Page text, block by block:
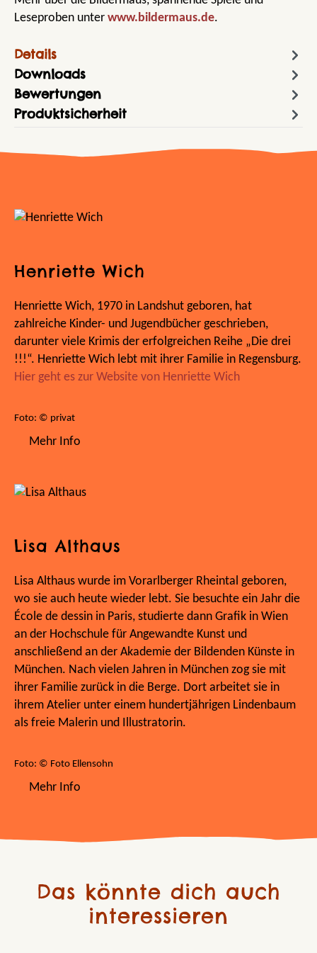
Leseproben unter www.bildermaus.de.
Details
Downloads
Bewertungen
Produktsicherheit
Henriette Wich
Henriette Wich, 1970 in Landshut geboren, hat
zahlreiche Kinder- und Jugendbücher geschrieben,
darunter viele Krimis der erfolgreichen Reihe „Die drei
!!!“. Henriette Wich lebt mit ihrer Familie in Regensburg.
Hier geht es zur Website von Henriette Wich
Foto: © privat
Mehr Info
Lisa Althaus
Lisa Althaus wurde im Vorarlberger Rheintal geboren,
wo sie auch heute wieder lebt. Sie besuchte ein Jahr die
École de dessin in Paris, studierte dann Grafik in Wien
an der Hochschule für Angewandte Kunst und
anschließend an der Akademie der Bildenden Künste in
München. Nach vielen Jahren in München zog sie mit
ihrer Familie zurück in die Berge. Dort arbeitet sie in
ihrem Atelier unter einem hundertjährigen Lindenbaum
als freie Malerin und Illustratorin.
Foto: © Foto Ellensohn
Mehr Info
Das könnte dich auch
interessieren